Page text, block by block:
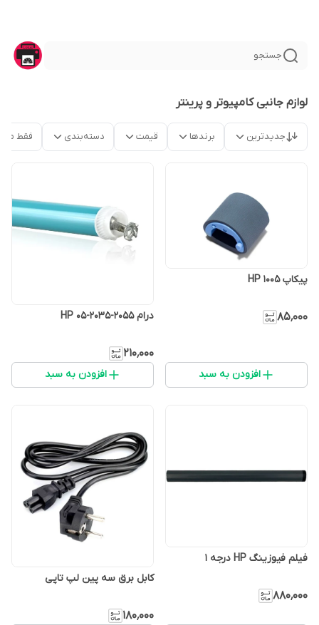
جستجو
لوازم جانبی کامپیوتر و پرینتر
جدیدترین برندها قیمت دسته‌بندی فقط
پیکاپ HP 1005
۸۵٬۰۰۰
افزودن به سبد
درام HP 05-2035-2055
۲۱۰٬۰۰۰
افزودن به سبد
فیلم فیوزینگ HP درجه ۱
۸۸۰٬۰۰۰
کابل برق سه پین لپ تاپی
۱۸۰٬۰۰۰